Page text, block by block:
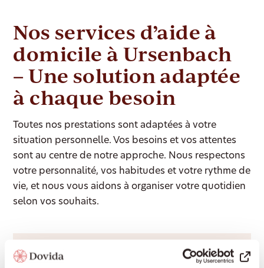
Nos services d’aide à
domicile à Ursenbach
– Une solution adaptée
à chaque besoin
Toutes nos prestations sont adaptées à votre
situation personnelle. Vos besoins et vos attentes
sont au centre de notre approche. Nous respectons
votre personnalité, vos habitudes et votre rythme de
vie, et nous vous aidons à organiser votre quotidien
selon vos souhaits.
Accompagnement 24/24